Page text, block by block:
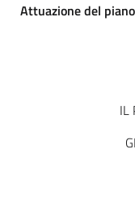
Attuazione del
IL